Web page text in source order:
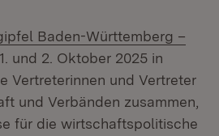
Baden-Württemberg –
Fenster)
und 2. Oktober 2025 in
Vertreterinnen und Vertreter
und Verbänden zusammen,
für die wirtschaftspolitische